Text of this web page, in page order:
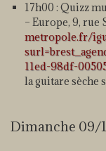
17h00 : Quizz
– Europe, 9, rue
metropole.fr/
11ed-98df-
la guitare sèche
Dimanche 09/